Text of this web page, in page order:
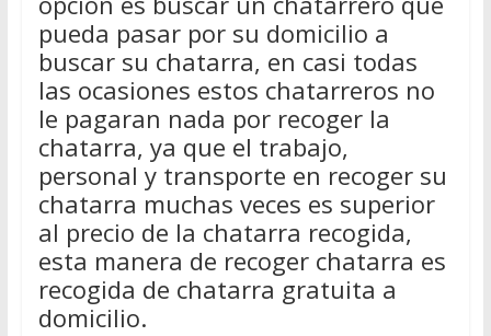
pueda pasar por su domicilio a
buscar su chatarra, en casi todas
las ocasiones estos chatarreros no
le pagaran nada por recoger la
chatarra, ya que el trabajo,
personal y transporte en recoger su
chatarra muchas veces es superior
al precio de la chatarra recogida,
esta manera de recoger chatarra es
recogida de chatarra gratuita a
domicilio.